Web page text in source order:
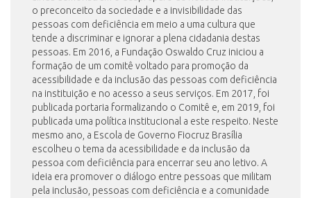
o preconceito da sociedade e a invisibilidade das
pessoas com deficiência em meio a uma cultura que
tende a discriminar e ignorar a plena cidadania destas
pessoas. Em 2016, a Fundação Oswaldo Cruz iniciou a
formação de um comitê voltado para promoção da
acessibilidade e da inclusão das pessoas com deficiência
na instituição e no acesso a seus serviços. Em 2017, foi
publicada portaria formalizando o Comitê e, em 2019, foi
publicada uma política institucional a este respeito. Neste
mesmo ano, a Escola de Governo Fiocruz Brasília
escolheu o tema da acessibilidade e da inclusão da
pessoa com deficiência para encerrar seu ano letivo. A
ideia era promover o diálogo entre pessoas que militam
pela inclusão, pessoas com deficiência e a comunidade